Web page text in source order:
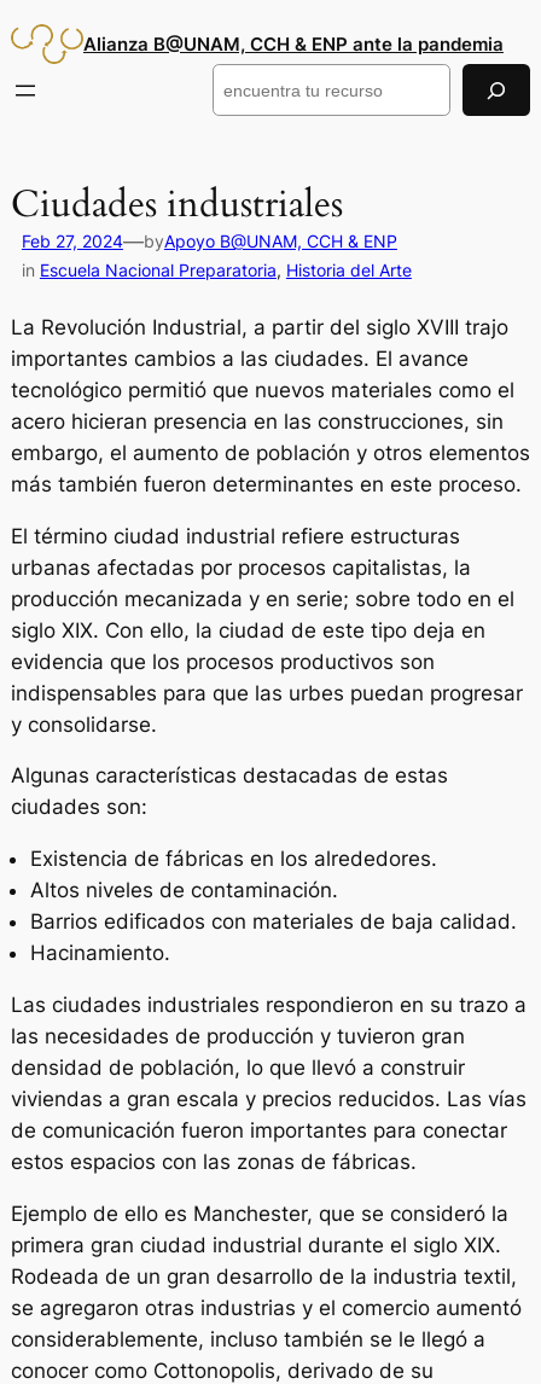
al
Alianza B@UNAM, CCH & ENP ante la pandemia
Buscar
Ciudades industriales
Feb 27, 2024—byApoyo B@UNAM, CCH & ENP
in Escuela Nacional Preparatoria, Historia del Arte
La Revolución Industrial, a partir del siglo XVIII trajo
importantes cambios a las ciudades. El avance
tecnológico permitió que nuevos materiales como el
acero hicieran presencia en las construcciones, sin
embargo, el aumento de población y otros elementos
más también fueron determinantes en este proceso.
El término ciudad industrial refiere estructuras
urbanas afectadas por procesos capitalistas, la
producción mecanizada y en serie; sobre todo en el
siglo XIX. Con ello, la ciudad de este tipo deja en
evidencia que los procesos productivos son
indispensables para que las urbes puedan progresar
y consolidarse.
Algunas características destacadas de estas
ciudades son:
Existencia de fábricas en los alrededores.
Altos niveles de contaminación.
Barrios edificados con materiales de baja calidad.
Hacinamiento.
Las ciudades industriales respondieron en su trazo a
las necesidades de producción y tuvieron gran
densidad de población, lo que llevó a construir
viviendas a gran escala y precios reducidos. Las vías
de comunicación fueron importantes para conectar
estos espacios con las zonas de fábricas.
Ejemplo de ello es Manchester, que se consideró la
primera gran ciudad industrial durante el siglo XIX.
Rodeada de un gran desarrollo de la industria textil,
se agregaron otras industrias y el comercio aumentó
considerablemente, incluso también se le llegó a
conocer como Cottonopolis, derivado de su